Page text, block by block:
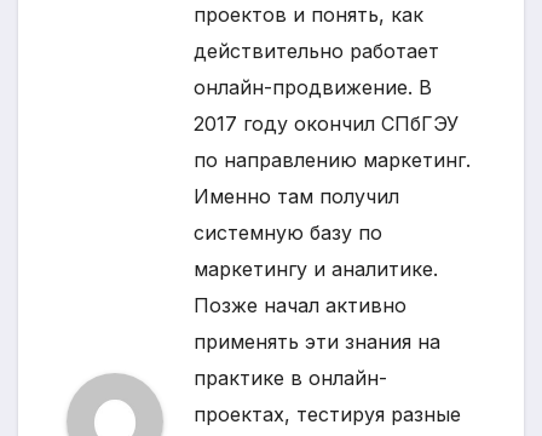
проектов и понять, как
действительно работает
онлайн-продвижение. В
2017 году окончил СПбГЭУ
по направлению маркетинг.
Именно там получил
системную базу по
маркетингу и аналитике.
Позже начал активно
применять эти знания на
практике в онлайн-
проектах, тестируя разные